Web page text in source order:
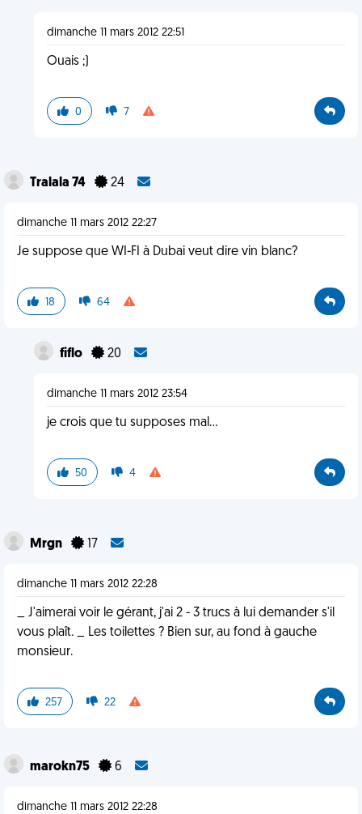
dimanche 11 mars 2012 22:51
Ouais ;)
0 7
Tralala 74 24
dimanche 11 mars 2012 22:27
Je suppose que WI-FI à Dubai veut dire vin blanc?
18 64
fiflo 20
dimanche 11 mars 2012 23:54
je crois que tu supposes mal...
50 4
Mrgn 17
dimanche 11 mars 2012 22:28
_ J'aimerai voir le gérant, j'ai 2 - 3 trucs à lui demander s'il
vous plaît. _ Les toilettes ? Bien sur, au fond à gauche
monsieur.
257 22
marokn75 6
dimanche 11 mars 2012 22:28